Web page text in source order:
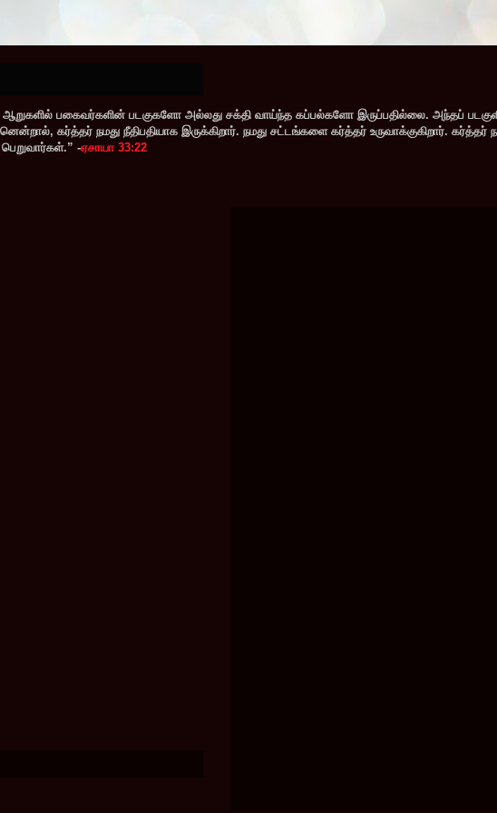
பகைவர்களின் படகுகளோ அல்லது சக்தி வாய்ந்த கப்பல்களோ இருப்பதில்லை. அந்தப்
கர்த்தர் நமது நீதிபதியாக இருக்கிறார். நமது சட்டங்களை கர்த்தர் உருவாக்குகிறார்.
-ஏசாயா 33:22